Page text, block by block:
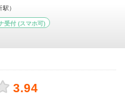
）
受付 (スマホ可)
3.94